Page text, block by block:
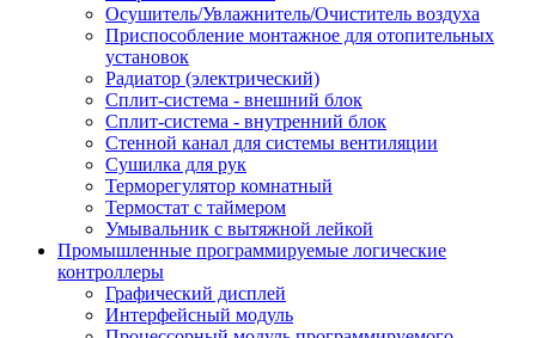
Осушитель/Увлажнитель/Очиститель воздуха
Приспособление монтажное для отопительных
установок
Радиатор (электрический)
Сплит-система - внешний блок
Сплит-система - внутренний блок
Стенной канал для системы вентиляции
Сушилка для рук
Терморегулятор комнатный
Термостат с таймером
Умывальник с вытяжной лейкой
Промышленные программируемые логические
контроллеры
Графический дисплей
Интерфейсный модуль